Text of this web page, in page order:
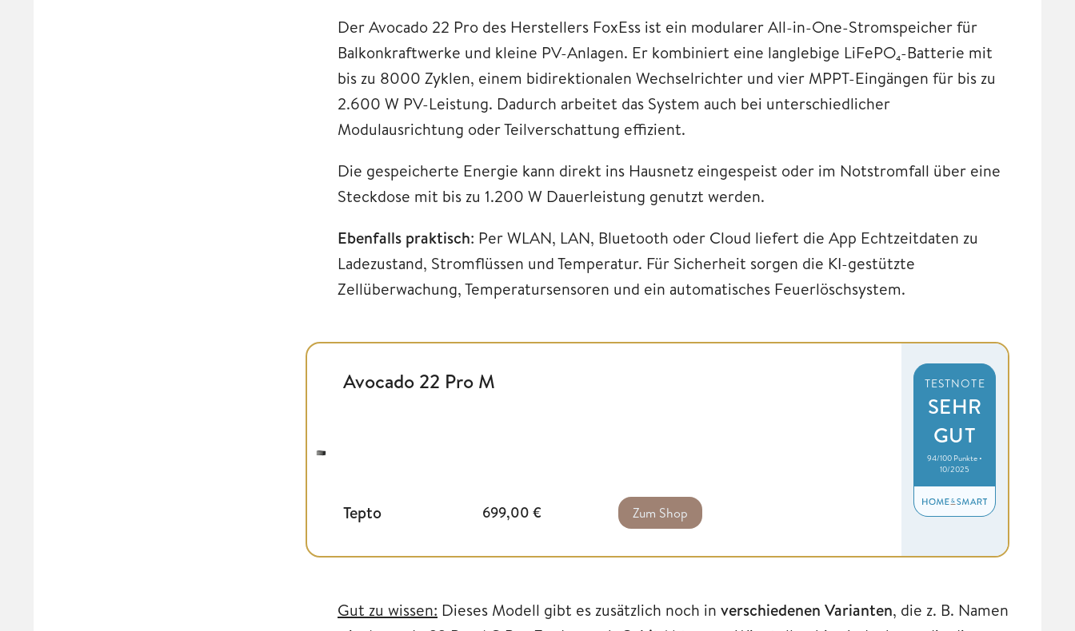
Der Avocado 22 Pro des Herstellers FoxEss ist ein modularer All-in-One-Stromspeicher für
Balkonkraftwerke und kleine PV-Anlagen. Er kombiniert eine langlebige LiFePO₄-Batterie mit
bis zu 8000 Zyklen, einem bidirektionalen Wechselrichter und vier MPPT-Eingängen für bis zu
2.600 W PV-Leistung. Dadurch arbeitet das System auch bei unterschiedlicher
Modulausrichtung oder Teilverschattung effizient.
Die gespeicherte Energie kann direkt ins Hausnetz eingespeist oder im Notstromfall über eine
Steckdose mit bis zu 1.200 W Dauerleistung genutzt werden.
Ebenfalls praktisch: Per WLAN, LAN, Bluetooth oder Cloud liefert die App Echtzeitdaten zu
Ladezustand, Stromflüssen und Temperatur. Für Sicherheit sorgen die KI-gestützte
Zellüberwachung, Temperatursensoren und ein automatisches Feuerlöschsystem.
Avocado 22 Pro M
Tepto 699,00 € Zum Shop
TESTNOTE
SEHR
GUT
94/100 Punkte •
10/2025
Gut zu wissen: Dieses Modell gibt es zusätzlich noch in verschiedenen Varianten, die z. B. Namen